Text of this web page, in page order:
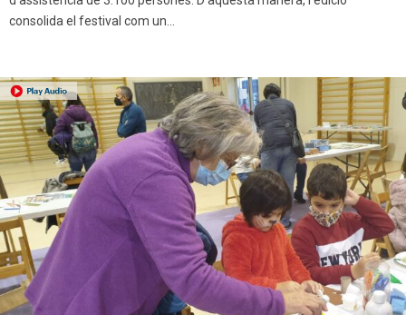
consolida el festival com un...